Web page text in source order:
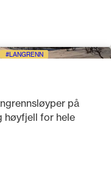
LANGRENN
på
høyfjell for hele